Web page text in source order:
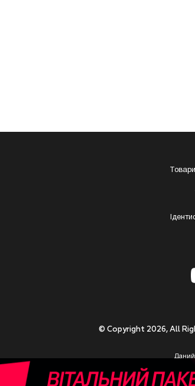
© Copyright 2026, All
Даний
Приступаючи до
У разі , якщо Ви (Користувач)